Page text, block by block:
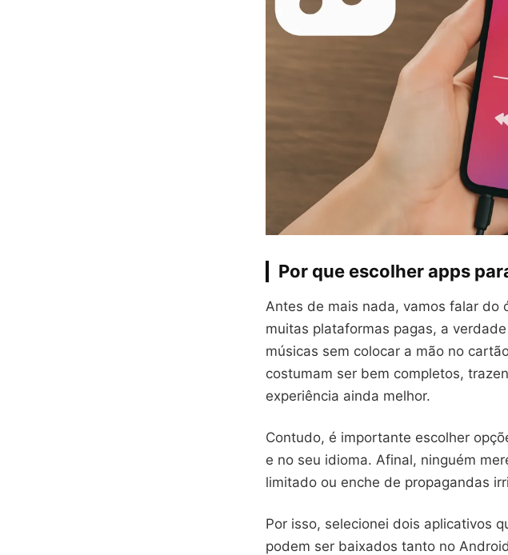
Por que escolher apps
Antes de mais nada, vamos falar do
muitas plataformas pagas, a
músicas sem colocar a mão no
costumam ser bem completos,
experiência ainda melhor.
Contudo, é importante escolher
e no seu idioma. Afinal, ninguém
limitado ou enche de propagandas
Por isso, selecionei dois aplicativos
podem ser baixados tanto no